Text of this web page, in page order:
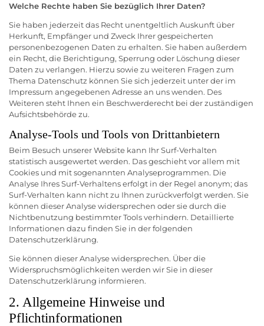
Welche Rechte haben Sie bezüglich Ihrer Daten?
Sie haben jederzeit das Recht unentgeltlich Auskunft über
Herkunft, Empfänger und Zweck Ihrer gespeicherten
personenbezogenen Daten zu erhalten. Sie haben außerdem
ein Recht, die Berichtigung, Sperrung oder Löschung dieser
Daten zu verlangen. Hierzu sowie zu weiteren Fragen zum
Thema Datenschutz können Sie sich jederzeit unter der im
Impressum angegebenen Adresse an uns wenden. Des
Weiteren steht Ihnen ein Beschwerderecht bei der zuständigen
Aufsichtsbehörde zu.
Analyse-Tools und Tools von Drittanbietern
Beim Besuch unserer Website kann Ihr Surf-Verhalten
statistisch ausgewertet werden. Das geschieht vor allem mit
Cookies und mit sogenannten Analyseprogrammen. Die
Analyse Ihres Surf-Verhaltens erfolgt in der Regel anonym; das
Surf-Verhalten kann nicht zu Ihnen zurückverfolgt werden. Sie
können dieser Analyse widersprechen oder sie durch die
Nichtbenutzung bestimmter Tools verhindern. Detaillierte
Informationen dazu finden Sie in der folgenden
Datenschutzerklärung.
Sie können dieser Analyse widersprechen. Über die
Widerspruchsmöglichkeiten werden wir Sie in dieser
Datenschutzerklärung informieren.
2. Allgemeine Hinweise und
Pflichtinformationen